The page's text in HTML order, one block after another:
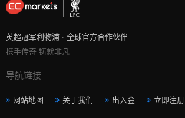
英超冠军利物浦 · 全球官方合作伙伴
携手传奇 铸就非凡
导航链接
网站地图 关于我们 出入金 立即注册